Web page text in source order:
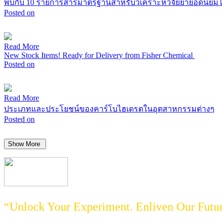
พบกับ 10 รายการสารมาตรฐานสำหรับวิเคราะห์วิจัยยายอดนิยม
Posted on
Read More
New Stock Items! Ready for Delivery from Fisher Chemical
Posted on
Read More
ประเภทและประโยชน์ของคาร์โบไฮเดรตในอุตสาหกรรมต่างๆ
Posted on
Show More
“Unlock Your Experiment. Enliven Our